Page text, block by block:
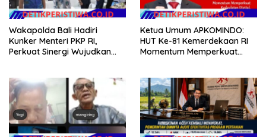
Wakapolda Bali Hadiri
Kunker Menteri PKP RI,
Perkuat Sinergi Wujudkan
Ketua Umum APKOMINDO:
HUT Ke-81 Kemerdekaan RI
Momentum Memperkuat
Hukum Menuju Indonesia
Emas 2045